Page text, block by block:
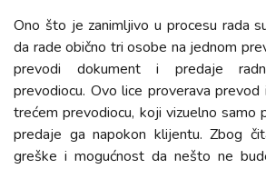
Ono što je zanimljivo u procesu rada
da rade obično tri osobe na jednom
prevodi dokument i predaje
prevodiocu. Ovo lice proverava prevod
trećem prevodiocu, koji vizuelno samo
predaje ga napokon klijentu. Zbog
greške i mogućnost da nešto ne